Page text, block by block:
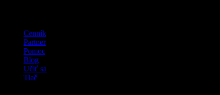
Cenník
Partner
Pomoc
Blog
Učiť sa
Tlač